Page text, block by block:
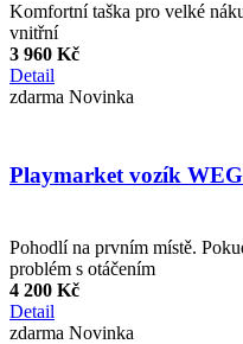
Komfortní taška pro velké
vnitřní
3 960 Kč
Detail
zdarma Novinka
Playmarket vozík
Pohodlí na prvním místě.
problém s otáčením
4 200 Kč
Detail
zdarma Novinka